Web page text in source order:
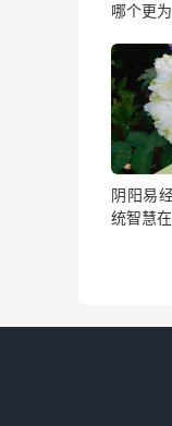
哪个更
阴阳易
统智慧